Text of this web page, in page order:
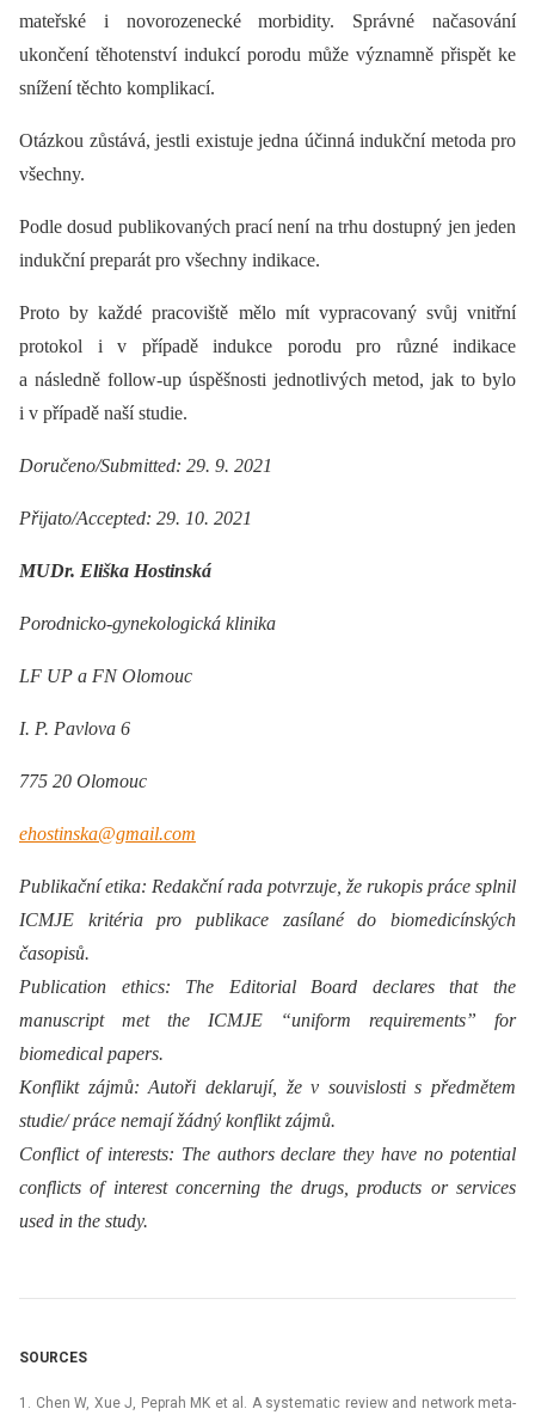
mateřské i novorozenecké morbidity. Správné načasování
ukončení těhotenství indukcí porodu může významně přispět ke
snížení těchto komplikací.
Otázkou zůstává, jestli existuje jedna účinná indukční metoda pro
všechny.
Podle dosud publikovaných prací není na trhu dostupný jen jeden
indukční preparát pro všechny indikace.
Proto by každé pracoviště mělo mít vypracovaný svůj vnitřní
protokol i v případě indukce porodu pro různé indikace
a následně follow-up úspěšnosti jednotlivých metod, jak to bylo
i v případě naší studie.
Doručeno/Submitted: 29. 9. 2021
Přijato/Accepted: 29. 10. 2021
MUDr. Eliška Hostinská
Porodnicko-gynekologická klinika
LF UP a FN Olomouc
I. P. Pavlova 6
775 20 Olomouc
ehostinska@gmail.com
Publikační etika: Redakční rada potvrzuje, že rukopis práce splnil
ICMJE kritéria pro publikace zasílané do biomedicínských
časopisů.
Publication ethics: The Editorial Board declares that the
manuscript met the ICMJE “uniform requirements” for
biomedical papers.
Konflikt zájmů: Autoři deklarují, že v souvislosti s předmětem
studie/ práce nemají žádný konflikt zájmů.
Conflict of interests: The authors declare they have no potential
conflicts of interest concerning the drugs, products or services
used in the study.
SOURCES
1. Chen W, Xue J, Peprah MK et al. A systematic review and network meta-